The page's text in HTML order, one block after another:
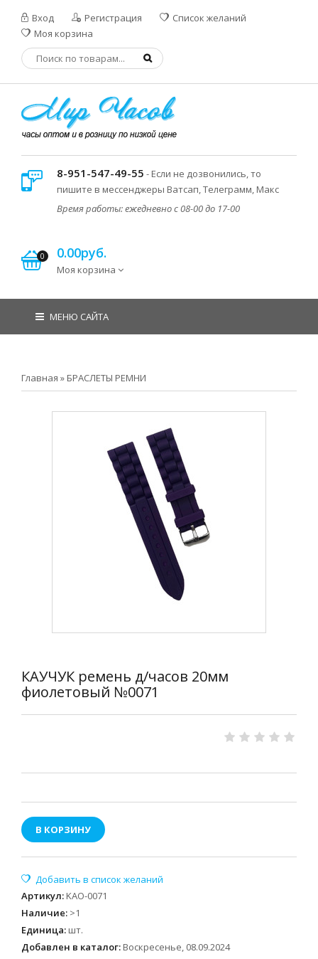
Вход Регистрация
Список желаний
Моя корзина
8-951-547-49-55 - Если не дозвонились, то
пишите в мессенджеры Ватсап, Телеграмм, Макс
Время работы: ежедневно с 08-00 до 17-00
0 0.00руб.
Моя корзина
МЕНЮ САЙТА
Главная » БРАСЛЕТЫ РЕМНИ
КАУЧУК ремень д/часов 20мм
фиолетовый №0071
В КОРЗИНУ
Артикул: KAO-0071
Наличие: >1
Единица: шт.
Добавлен в каталог: Воскресенье, 08.09.2024